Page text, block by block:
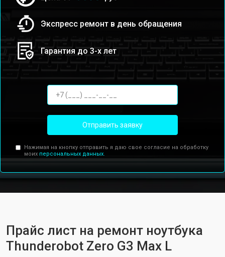
Экспресс ремонт в день обращения
Гарантия до 3-х лет
Отправить заявку
Нажимая на кнопку отправить я даю свое согласие на обработку
моих персональных данных.
Прайс лист на ремонт ноутбука
Thunderobot Zero G3 Max L